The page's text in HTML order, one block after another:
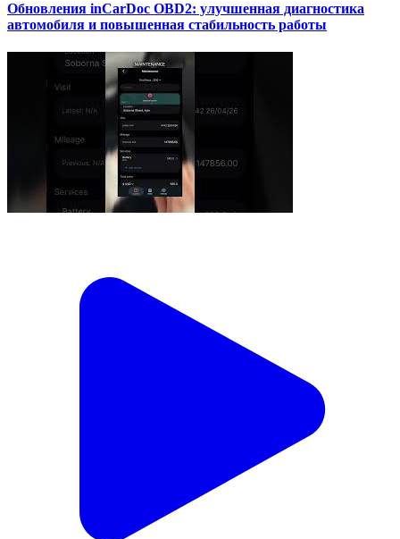
Обновления inCarDoc OBD2: улучшенная диагностика
автомобиля и повышенная стабильность работы